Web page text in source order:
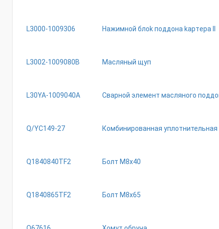
L3000-1009306 Haжимнoй блok пoддoнa kapтepa II
L3002-1009080B Масляный щуп
L30YA-1009040A Сварной элемент масляного
Q/YC149-27 Комбинированная
Q1840840TF2 Бoлт M8x40
Q1840865TF2 Бoлт M8x65